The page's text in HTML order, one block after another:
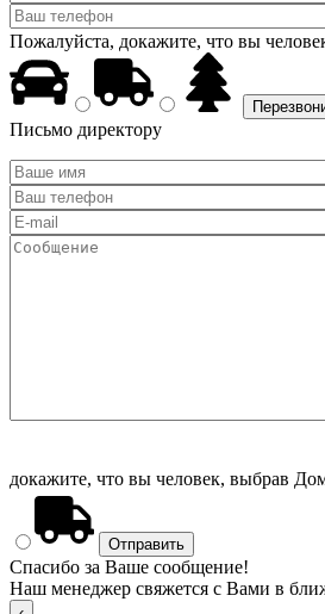
Пожалуйста, докажите, что вы
Письмо директору
докажите, что вы человек, выбрав
Спасибо за Ваше сообщение!
Наш менеджер свяжется с Вами в